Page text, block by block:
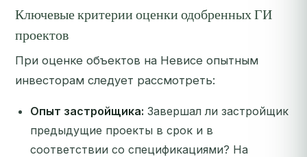
Ключевые критерии оценки одобренных ГИ
проектов
При оценке объектов на Невисе опытным
инвесторам следует рассмотреть:
Опыт застройщика: Завершал ли застройщик
предыдущие проекты в срок и в
соответствии со спецификациями? На